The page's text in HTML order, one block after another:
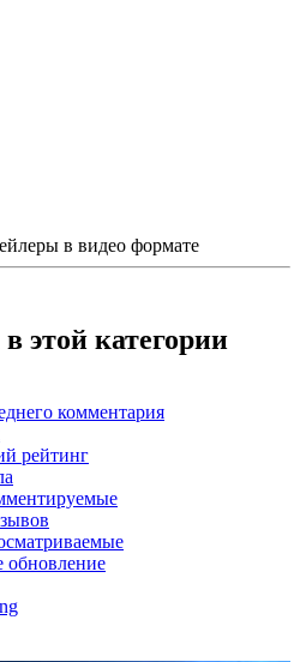
в видео формате
этой категории
комментария
рейтинг
обновление